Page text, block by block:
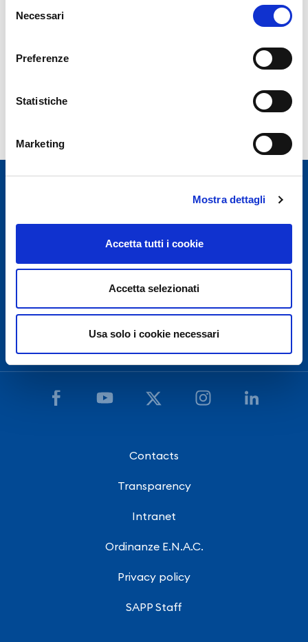
delNecessari
Preferenze
Statistiche
Marketing
Mostra dettagli
Accetta tutti i cookie
Accetta selezionati
Usa solo i cookie necessari
Costa d'Amalfi and Cilento Airport is closed from 22:30
to 5:00, except for exceptional flight delays.
Need Help?
Contacts
Transparency
Intranet
Ordinanze E.N.A.C.
Privacy policy
SAPP Staff